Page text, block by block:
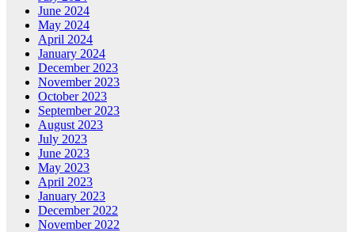
June 2024
May 2024
April 2024
January 2024
December 2023
November 2023
October 2023
September 2023
August 2023
July 2023
June 2023
May 2023
April 2023
January 2023
December 2022
November 2022